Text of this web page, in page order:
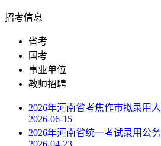
招考信息
省考
国考
事业单位
教师招聘
2026年河南省考焦作市拟录用
2026-06-15
2026年河南省统一考试录用公